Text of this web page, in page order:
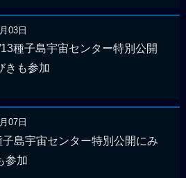
03日
種子島宇宙センター特別公開
きも参加
07日
子島宇宙センター特別公開にみ
参加